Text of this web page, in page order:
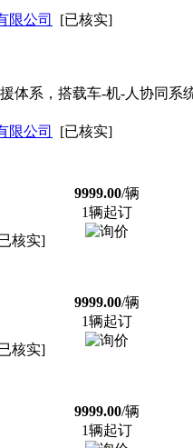
限公司
[已核实]
体系，搭载车-机-人协同
限公司
[已核实]
核实]
9999.00/辆
1辆起订
核实]
9999.00/辆
1辆起订
9999.00/辆
1辆起订